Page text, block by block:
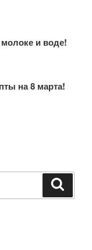
и воде!
на 8 марта!